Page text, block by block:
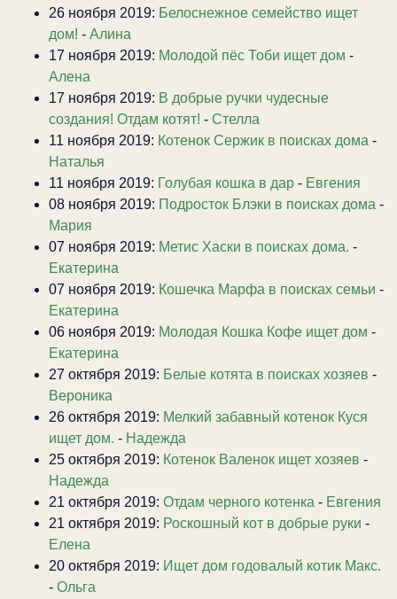
26 ноября 2019: Белоснежное семейство ищет
дом! - Алина
17 ноября 2019: Молодой пёс Тоби ищет дом -
Алена
17 ноября 2019: В добрые ручки чудесные
создания! Отдам котят! - Стелла
11 ноября 2019: Котенок Сержик в поисках дома -
Наталья
11 ноября 2019: Голубая кошка в дар - Евгения
08 ноября 2019: Подросток Блэки в поисках дома -
Мария
07 ноября 2019: Метис Хаски в поисках дома. -
Екатерина
07 ноября 2019: Кошечка Марфа в поисках семьи -
Екатерина
06 ноября 2019: Молодая Кошка Кофе ищет дом -
Екатерина
27 октября 2019: Белые котята в поисках хозяев -
Вероника
26 октября 2019: Мелкий забавный котенок Куся
ищет дом. - Надежда
25 октября 2019: Котенок Валенок ищет хозяев -
Надежда
21 октября 2019: Отдам черного котенка - Евгения
21 октября 2019: Роскошный кот в добрые руки -
Елена
20 октября 2019: Ищет дом годовалый котик Макс.
- Ольга